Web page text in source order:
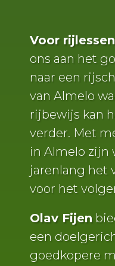
Voor
ons aan het
naar een
van Almelo
rijbewijs kan
verder. Met
in Almelo zijn
jarenlang het
voor het
Olav Fijen
een
goedkopere